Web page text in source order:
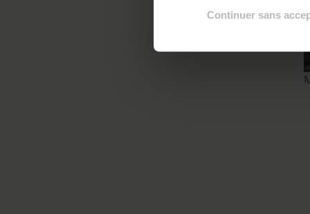
Continuer sans